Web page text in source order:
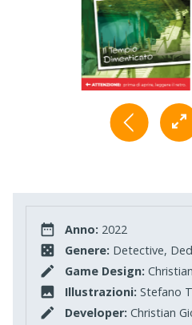
Anno: 2022
Genere: Detective,
Game Design:
Illustrazioni: Stefano
Developer: Christian